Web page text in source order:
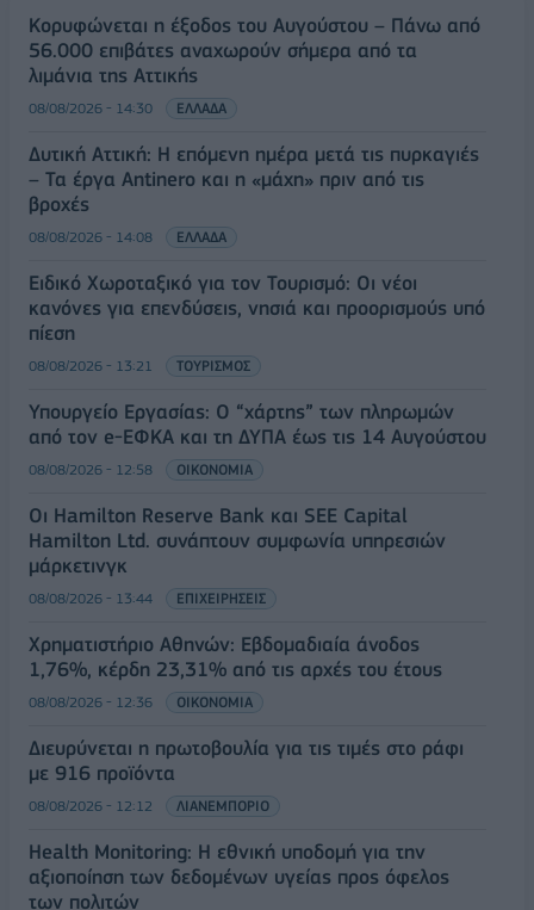
Κορυφώνεται η έξοδος του Αυγούστου – Πάνω από
56.000 επιβάτες αναχωρούν σήμερα από τα
λιμάνια της Αττικής
08/08/2026 - 14:30 ΕΛΛΑΔΑ
Δυτική Αττική: Η επόμενη ημέρα μετά τις πυρκαγιές
– Τα έργα Antinero και η «μάχη» πριν από τις
βροχές
08/08/2026 - 14:08 ΕΛΛΑΔΑ
Ειδικό Χωροταξικό για τον Τουρισμό: Οι νέοι
κανόνες για επενδύσεις, νησιά και προορισμούς υπό
πίεση
08/08/2026 - 13:21 ΤΟΥΡΙΣΜΟΣ
Υπουργείο Εργασίας: Ο “χάρτης” των πληρωμών
από τον e-ΕΦΚΑ και τη ΔΥΠΑ έως τις 14 Αυγούστου
08/08/2026 - 12:58 ΟΙΚΟΝΟΜΙΑ
Οι Hamilton Reserve Bank και SEE Capital
Hamilton Ltd. συνάπτουν συμφωνία υπηρεσιών
μάρκετινγκ
08/08/2026 - 13:44 ΕΠΙΧΕΙΡΗΣΕΙΣ
Χρηματιστήριο Αθηνών: Εβδομαδιαία άνοδος
1,76%, κέρδη 23,31% από τις αρχές του έτους
08/08/2026 - 12:36 ΟΙΚΟΝΟΜΙΑ
Διευρύνεται η πρωτοβουλία για τις τιμές στο ράφι
με 916 προϊόντα
08/08/2026 - 12:12 ΛΙΑΝΕΜΠΟΡΙΟ
Health Monitoring: Η εθνική υποδομή για την
αξιοποίηση των δεδομένων υγείας προς όφελος
των πολιτών